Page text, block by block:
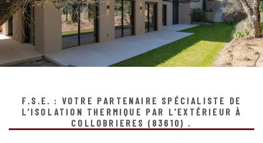
F.S.E. : VOTRE PARTENAIRE SPÉCIALISTE DE
L’ISOLATION THERMIQUE PAR L’EXTÉRIEUR À
COLLOBRIERES (83610) .